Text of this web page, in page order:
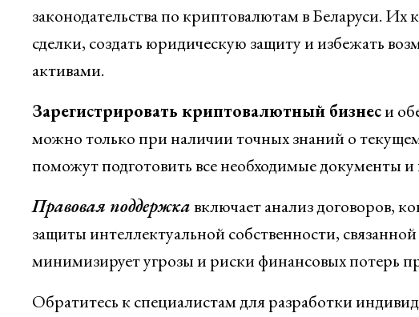
законодательства по криптовалютам в Беларуси.
сделки, создать юридическую защиту и избежать
активами.
Зарегистрировать криптовалютный бизнеси
можно только при наличии точных знаний о
поможут подготовить все необходимые документы
Правовая поддержкавключает анализ договоров,
защиты интеллектуальной собственности,
минимизирует угрозы и риски финансовых потерь
Обратитесь к специалистам для разработки